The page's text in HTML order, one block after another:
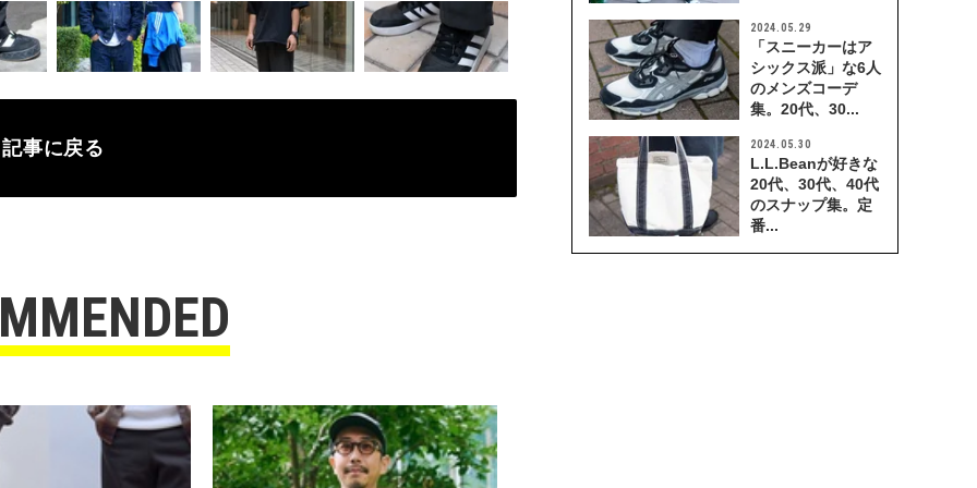
記事に戻る
2024.05.29
「スニーカーはア
シックス派」な6人
のメンズコーデ
集。20代、30...
2024.05.30
L.L.Beanが好きな
20代、30代、40代
のスナップ集。定
番...